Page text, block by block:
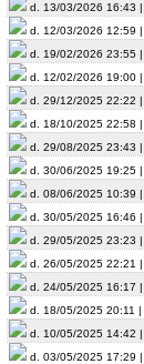
d. 13/03/2026 16:43 |
d. 12/03/2026 12:59 |
d. 19/02/2026 23:55 |
d. 12/02/2026 19:00 |
d. 29/12/2025 22:22 |
d. 18/10/2025 22:58 |
d. 29/08/2025 23:43 |
d. 30/06/2025 19:25 |
d. 08/06/2025 10:39 |
d. 30/05/2025 16:46 |
d. 29/05/2025 23:23 |
d. 26/05/2025 22:21 |
d. 24/05/2025 16:17 |
d. 18/05/2025 20:11 |
d. 10/05/2025 14:42 |
d. 03/05/2025 17:29 |